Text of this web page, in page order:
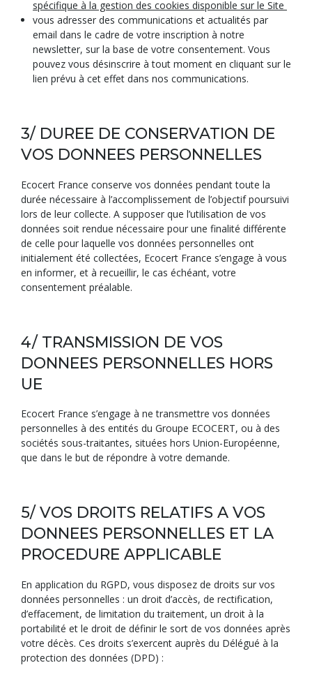
spécifique à la gestion des cookies disponible sur le Site
vous adresser des communications et actualités par
email dans le cadre de votre inscription à notre
newsletter, sur la base de votre consentement. Vous
pouvez vous désinscrire à tout moment en cliquant sur le
lien prévu à cet effet dans nos communications.
3/ DUREE DE CONSERVATION DE
VOS DONNEES PERSONNELLES
Ecocert France conserve vos données pendant toute la
durée nécessaire à l’accomplissement de l’objectif poursuivi
lors de leur collecte. A supposer que l’utilisation de vos
données soit rendue nécessaire pour une finalité différente
de celle pour laquelle vos données personnelles ont
initialement été collectées, Ecocert France s’engage à vous
en informer, et à recueillir, le cas échéant, votre
consentement préalable.
4/ TRANSMISSION DE VOS
DONNEES PERSONNELLES HORS
UE
Ecocert France s’engage à ne transmettre vos données
personnelles à des entités du Groupe ECOCERT, ou à des
sociétés sous-traitantes, situées hors Union-Européenne,
que dans le but de répondre à votre demande.
5/ VOS DROITS RELATIFS A VOS
DONNEES PERSONNELLES ET LA
PROCEDURE APPLICABLE
En application du RGPD, vous disposez de droits sur vos
données personnelles : un droit d’accès, de rectification,
d’effacement, de limitation du traitement, un droit à la
portabilité et le droit de définir le sort de vos données après
votre décès. Ces droits s’exercent auprès du Délégué à la
protection des données (DPD) :